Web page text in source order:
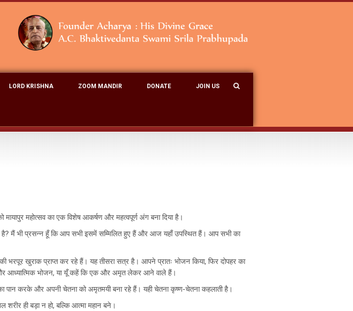
LORD KRISHNA ZOOM MANDIR DONATE JOIN US
महोत्सव का एक विशेष आकर्षण और महत्वपूर्ण अंग बना दिया है।
मैं भी प्रसन्न हूँ कि आप सभी इसमें सम्मिलित हुए हैं और आज यहाँ उपस्थित हैं। आप सभी का
खुराक प्राप्त कर रहे हैं। यह तीसरा सत्र है। आपने प्रातः भोजन किया, फिर दोपहर का
आध्यात्मिक भोजन, या यूँ कहें कि एक और अमृत लेकर आने वाले हैं।
करके और अपनी चेतना को अमृतमयी बना रहे हैं। यही चेतना कृष्ण-चेतना कहलाती है।
ही बड़ा न हो, बल्कि आत्मा महान बने।